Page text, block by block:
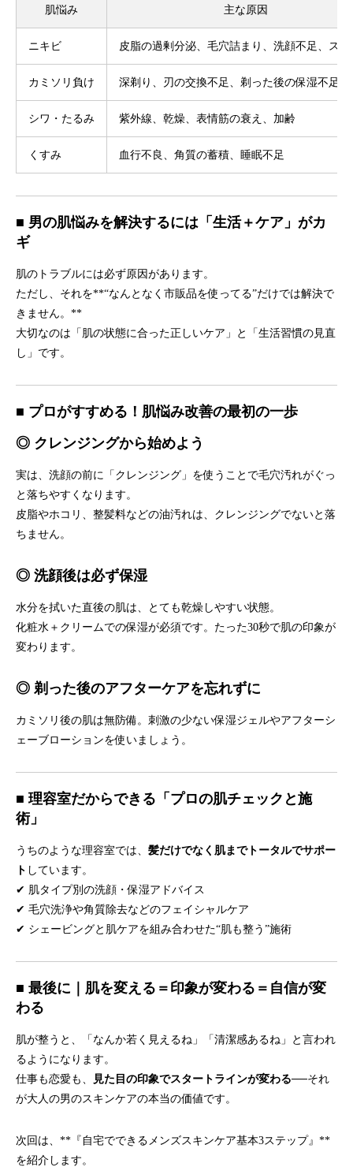
肌悩み 主な原因
ニキビ 皮脂の過剰分泌、毛穴詰まり、洗顔不足、スト
カミソリ負け 深剃り、刃の交換不足、剃った後の保湿不足
シワ・たるみ 紫外線、乾燥、表情筋の衰え、加齢
くすみ 血行不良、角質の蓄積、睡眠不足
■ 男の肌悩みを解決するには「生活＋ケア」がカ
ギ
肌のトラブルには必ず原因があります。
ただし、それを**“なんとなく市販品を使ってる”だけでは解決で
きません。**
大切なのは「肌の状態に合った正しいケア」と「生活習慣の見直
し」です。
■ プロがすすめる！肌悩み改善の最初の一歩
◎ クレンジングから始めよう
実は、洗顔の前に「クレンジング」を使うことで毛穴汚れがぐっ
と落ちやすくなります。
皮脂やホコリ、整髪料などの油汚れは、クレンジングでないと落
ちません。
◎ 洗顔後は必ず保湿
水分を拭いた直後の肌は、とても乾燥しやすい状態。
化粧水＋クリームでの保湿が必須です。たった30秒で肌の印象が
変わります。
◎ 剃った後のアフターケアを忘れずに
カミソリ後の肌は無防備。刺激の少ない保湿ジェルやアフターシ
ェーブローションを使いましょう。
■ 理容室だからできる「プロの肌チェックと施
術」
うちのような理容室では、 髪だけでなく肌までトータルでサポー
ト しています。
✔ 肌タイプ別の洗顔・保湿アドバイス
✔ 毛穴洗浄や角質除去などのフェイシャルケア
✔ シェービングと肌ケアを組み合わせた“肌も整う”施術
■ 最後に｜肌を変える＝印象が変わる＝自信が変
わる
肌が整うと、「なんか若く見えるね」「清潔感あるね」と言われ
るようになります。
仕事も恋愛も、
見た目の印象でスタートラインが変わる──それ
が大人の男のスキンケアの本当の価値です。
次回は、**『自宅でできるメンズスキンケア基本3ステップ』**
を紹介します。